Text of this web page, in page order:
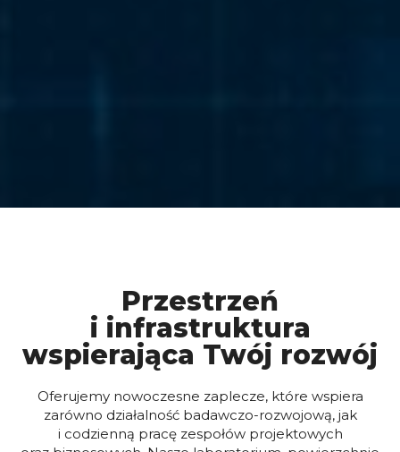
Przestrzeń
i infrastruktura
wspierająca Twój rozwój
Oferujemy nowoczesne zaplecze, które wspiera
zarówno działalność badawczo-rozwojową, jak
i codzienną pracę zespołów projektowych